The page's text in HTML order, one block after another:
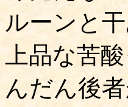
ルーンと
上品な苦
んだん後